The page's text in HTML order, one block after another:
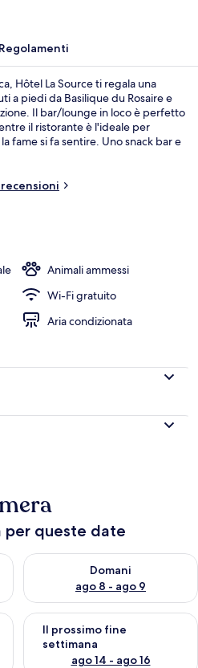
Regolamenti
Hôtel La Source ti regala una
a piedi da Basilique du Rosaire e
Il bar/lounge in loco è perfetto
il ristorante è l'ideale per
fame si fa sentire. Uno snack bar e
Animali ammessi
Wi-Fi gratuito
Aria condizionata
per queste date
sera, ago 7 - ago 8
Domani
ago 8 - ago 9
Verifica la disponibilità per
fine settimana, ago 7 - ago
Il prossimo fine
settimana
ago 14 - ago 16
Verifica la disponibilità per il